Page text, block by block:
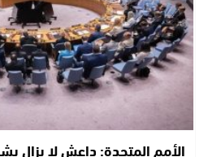
الأمم المتحدة: داعش لا يزال